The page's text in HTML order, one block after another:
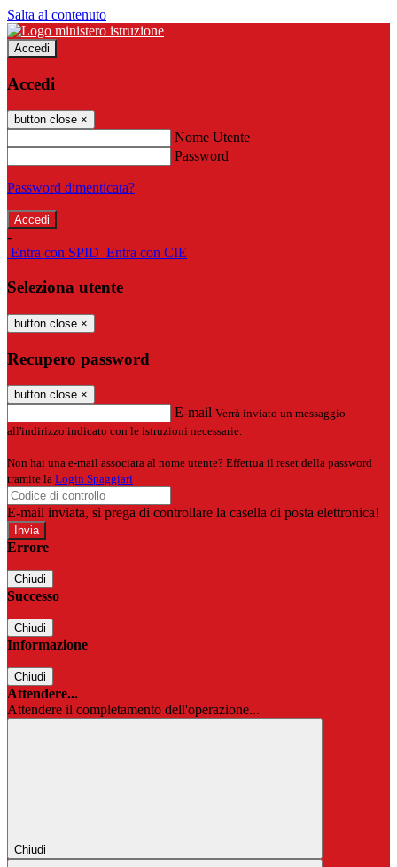
Salta al contenuto
Accedi
Accedi
button close ×
Nome Utente
Password
Password dimenticata?
-
Entra con SPID Entra con CIE
Seleziona utente
button close ×
Recupero password
button close ×
E-mail Verrà inviato un messaggio
all'indirizzo indicato con le istruzioni necessarie.
Non hai una e-mail associata al nome utente? Effettua il reset della password
tramite la Login Spaggiari
E-mail inviata, si prega di controllare la casella di posta elettronica!
Errore
Chiudi
Successo
Chiudi
Informazione
Chiudi
Attendere...
Attendere il completamento dell'operazione...
Chiudi